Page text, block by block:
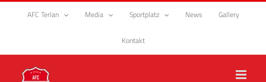
Zum
AFC Terlan Media Sportplatz News Gallery
Kontakt